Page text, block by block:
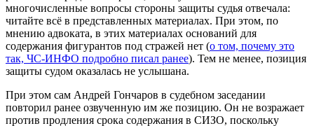
многочисленные вопросы стороны защиты судья отвечала:
читайте всё в представленных материалах. При этом, по
мнению адвоката, в этих материалах оснований для
содержания фигурантов под стражей нет (о том, почему это
так, ЧС-ИНФО подробно писал ранее). Тем не менее, позиция
защиты судом оказалась не услышана.
При этом сам Андрей Гончаров в судебном заседании
повторил ранее озвученную им же позицию. Он не возражает
против продления срока содержания в СИЗО, поскольку